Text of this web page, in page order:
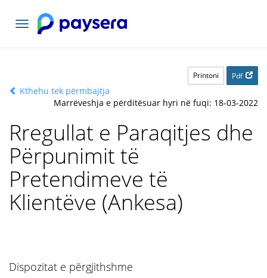
Lundrimi
toggle
Printoni Pdf
Kthehu tek përmbajtja
Marrëveshja e përditësuar hyri në fuqi: 18-03-2022
Rregullat e Paraqitjes dhe
Përpunimit të
Pretendimeve të
Klientëve (Ankesa)
Dispozitat e përgjithshme